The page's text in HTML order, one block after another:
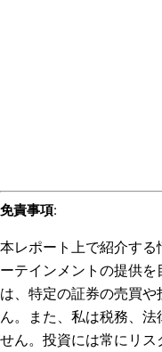
免責事項:
本レポート上で紹介す
ーテインメントの提供
は、特定の証券の売買
ん。また、私は税務、
せん。投資には常にリ